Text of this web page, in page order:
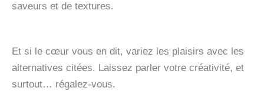
saveurs et de textures.
Et si le cœur vous en dit, variez les plaisirs avec les
alternatives citées. Laissez parler votre créativité, et
surtout… régalez-vous.